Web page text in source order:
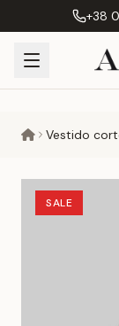
+38
Vestido
SALE